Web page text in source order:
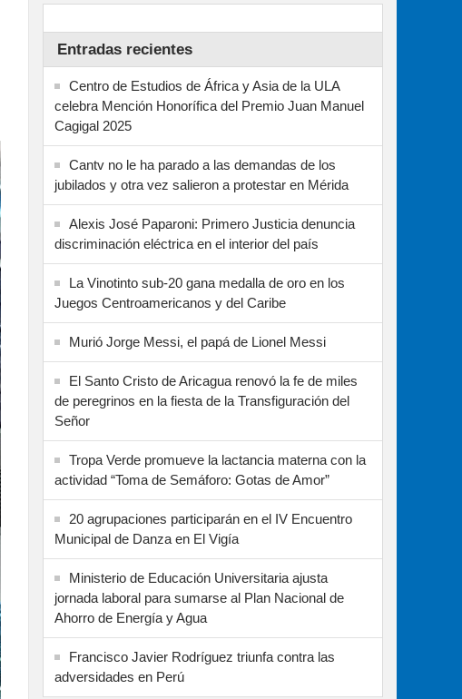
Entradas recientes
Centro de Estudios de África y Asia de la ULA
celebra Mención Honorífica del Premio Juan Manuel
Cagigal 2025
Cantv no le ha parado a las demandas de los
jubilados y otra vez salieron a protestar en Mérida
Alexis José Paparoni: Primero Justicia denuncia
discriminación eléctrica en el interior del país
La Vinotinto sub-20 gana medalla de oro en los
Juegos Centroamericanos y del Caribe
Murió Jorge Messi, el papá de Lionel Messi
El Santo Cristo de Aricagua renovó la fe de miles
de peregrinos en la fiesta de la Transfiguración del
Señor
Tropa Verde promueve la lactancia materna con la
actividad “Toma de Semáforo: Gotas de Amor”
20 agrupaciones participarán en el IV Encuentro
Municipal de Danza en El Vigía
Ministerio de Educación Universitaria ajusta
jornada laboral para sumarse al Plan Nacional de
Ahorro de Energía y Agua
Francisco Javier Rodríguez triunfa contra las
adversidades en Perú